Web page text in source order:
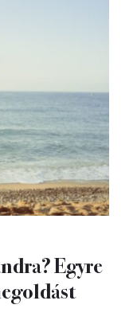
Egyre